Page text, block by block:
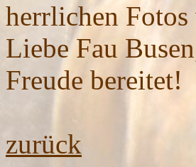
herrlichen Fotos
Liebe Fau
Freude bereitet!
zurück